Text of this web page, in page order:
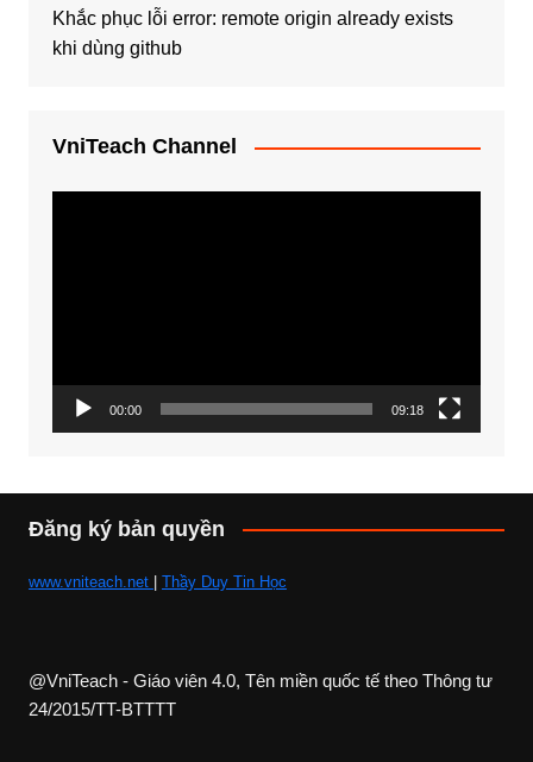
Khắc phục lỗi error: remote origin already exists
khi dùng github
VniTeach Channel
00:00 09:18
Đăng ký bản quyền
www.vniteach.net | Thầy Duy Tin Học
@VniTeach - Giáo viên 4.0, Tên miền quốc tế theo Thông tư
24/2015/TT-BTTTT